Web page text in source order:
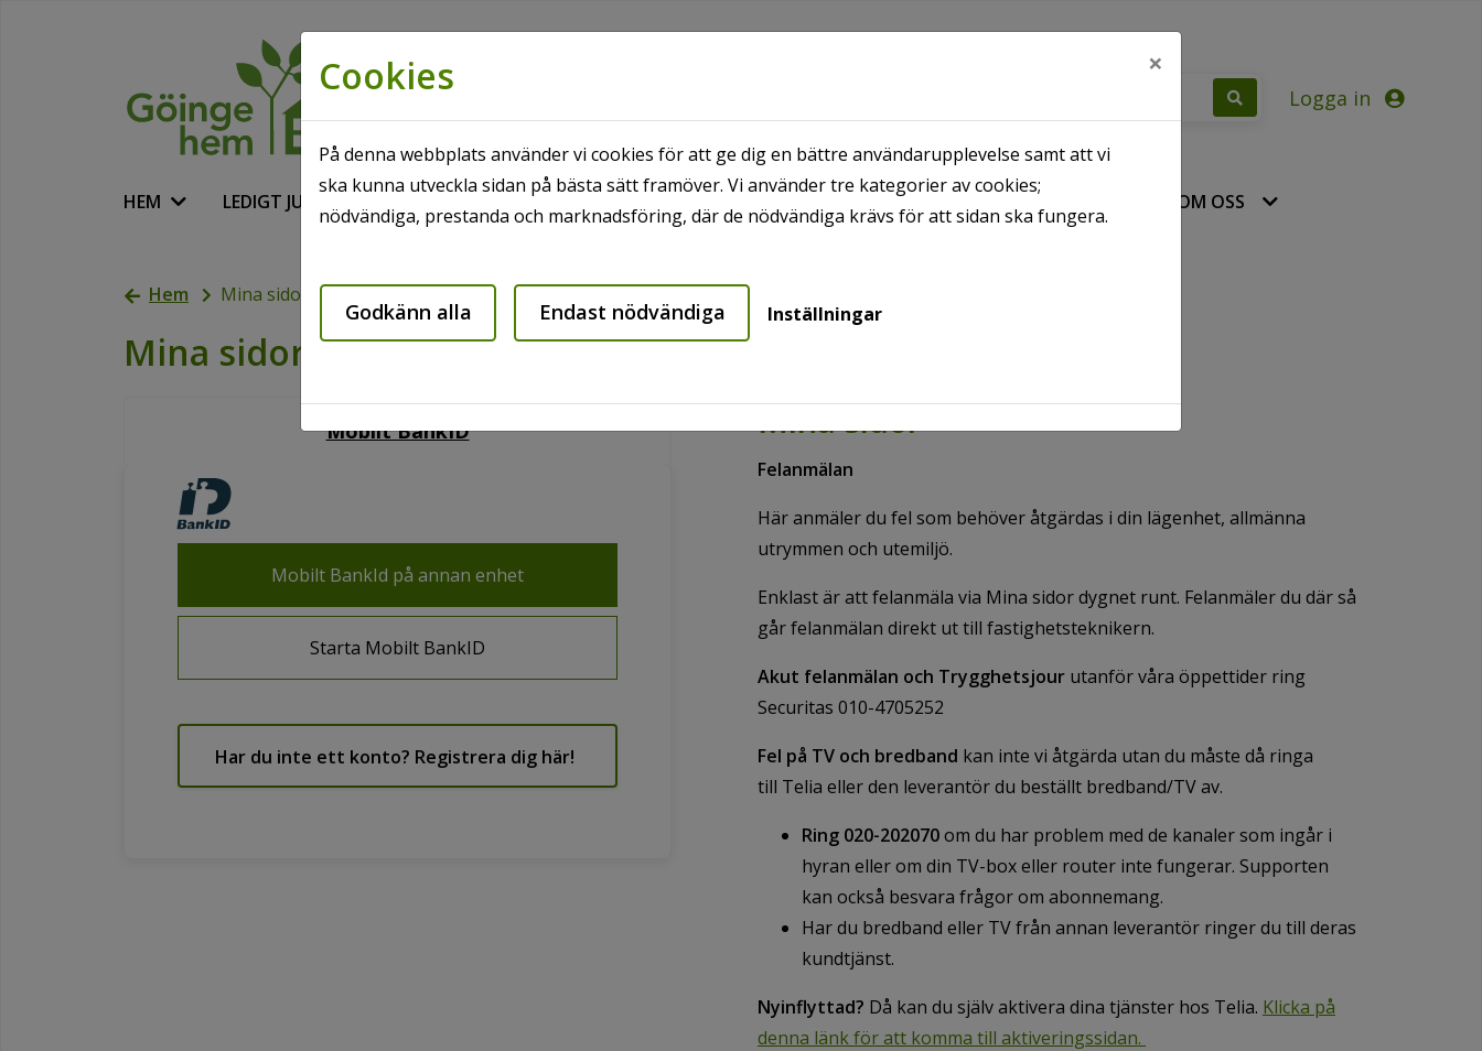
Logga in
HEM LEDIGT JUST NU VÅRA OMRÅDEN KONTAKT / OM OSS
Hem Mina sidor
Mina sidor
Mobilt BankID
Starta Mobilt BankID
Mobilt BankId på annan enhet
Har du inte ett konto? Registrera dig här!
Mina sidor
Felanmälan
Här anmäler du fel som behöver åtgärdas i din lägenhet, allmänna
utrymmen och utemiljö.
Enklast är att felanmäla via Mina sidor dygnet runt. Felanmäler du där så
går felanmälan direkt ut till fastighetsteknikern.
Akut felanmälan och Trygghetsjour utanför våra öppettider ring
Securitas 010-4705252
Fel på TV och bredband kan inte vi åtgärda utan du måste då ringa
till Telia eller den leverantör du beställt bredband/TV av.
Ring 020-202070om du har problem med de kanaler som ingår i
hyran eller om din TV-box eller router inte fungerar. Supporten
kan också besvara frågor om abonnemang.
Har du bredband eller TV från annan leverantör ringer du till deras
kundtjänst.
Nyinflyttad? Då kan du själv aktivera dina tjänster hos Telia. Klicka på
denna länk för att komma till aktiveringssidan.
Cookies ×
På denna webbplats använder vi cookies för att ge dig en bättre användarupplevelse samt att vi
ska kunna utveckla sidan på bästa sätt framöver. Vi använder tre kategorier av cookies;
nödvändiga, prestanda och marknadsföring, där de nödvändiga krävs för att sidan ska fungera.
Godkänn alla Endast nödvändiga Inställningar